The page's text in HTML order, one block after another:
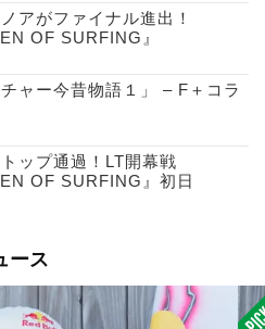
アがファイナル進出！
OF SURFING』
チャー今昔物語１」 – F＋コラ
ップ通過！LT開幕戦
OF SURFING』初日
ース